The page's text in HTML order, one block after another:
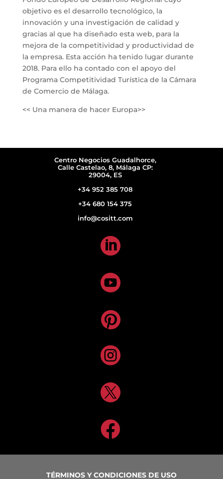
objetivo es el desarrollo tecnológico, la
innovación y una investigación de calidad y
gracias al que ha diseñado esta web, para la
mejora de la competitividad y productividad de
la empresa. Esta acción ha tenido lugar durante
2018. Para ello ha contado con el apoyo del
Programa Competitividad Turística de la Cámara
de Comercio de Málaga.
<< Una manera de hacer Europa>>
Centro Negocios Guadalhorce,
Calle Castelao, 8, Málaga CP:
29004, ES
+34 952 385 708
+34 680 154 375
info@cositt.com






TÉRMINOS Y CONDICIONES DE USO